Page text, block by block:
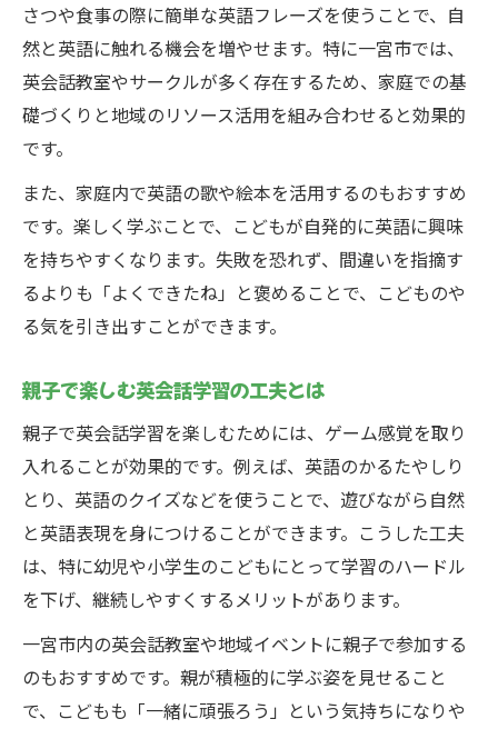
さつや食事の際に簡単な英語フレーズを使うことで、自
然と英語に触れる機会を増やせます。特に一宮市では、
英会話教室やサークルが多く存在するため、家庭での基
礎づくりと地域のリソース活用を組み合わせると効果的
です。
また、家庭内で英語の歌や絵本を活用するのもおすすめ
です。楽しく学ぶことで、こどもが自発的に英語に興味
を持ちやすくなります。失敗を恐れず、間違いを指摘す
るよりも「よくできたね」と褒めることで、こどものや
る気を引き出すことができます。
親子で楽しむ英会話学習の工夫とは
親子で英会話学習を楽しむためには、ゲーム感覚を取り
入れることが効果的です。例えば、英語のかるたやしり
とり、英語のクイズなどを使うことで、遊びながら自然
と英語表現を身につけることができます。こうした工夫
は、特に幼児や小学生のこどもにとって学習のハードル
を下げ、継続しやすくするメリットがあります。
一宮市内の英会話教室や地域イベントに親子で参加する
のもおすすめです。親が積極的に学ぶ姿を見せること
で、こどもも「一緒に頑張ろう」という気持ちになりや